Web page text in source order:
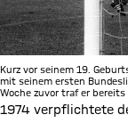
Kurz vor seinem 19.
mit seinem ersten
Woche zuvor traf er
1974 verpflichtete